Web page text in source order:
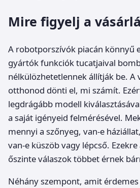
Mire figyelj a
A robotporszívók piacán könnyű
gyártók funkciók tucatjaival
nélkülözhetetlennek állítják be. A
otthonod dönti el, mi számít.
legdrágább modell
a saját igényeid felmérésével.
mennyi a szőnyeg, van-e
van-e küszöb vagy lépcső.
őszinte válaszok többet érnek
Néhány szempont, amit